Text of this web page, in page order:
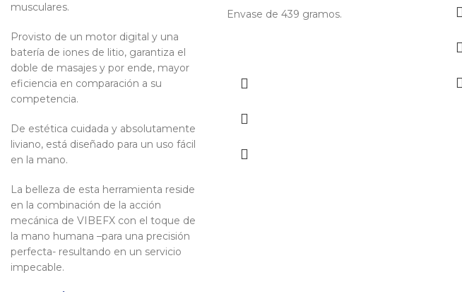
musculares.
Provisto de un motor digital y una
batería de iones de litio, garantiza el
doble de masajes y por ende, mayor
eficiencia en comparación a su
competencia.
De estética cuidada y absolutamente
liviano, está diseñado para un uso fácil
en la mano.
La belleza de esta herramienta reside
en la combinación de la acción
mecánica de VIBEFX con el toque de
la mano humana –para una precisión
perfecta- resultando en un servicio
impecable.
Envase de 439 gramos.